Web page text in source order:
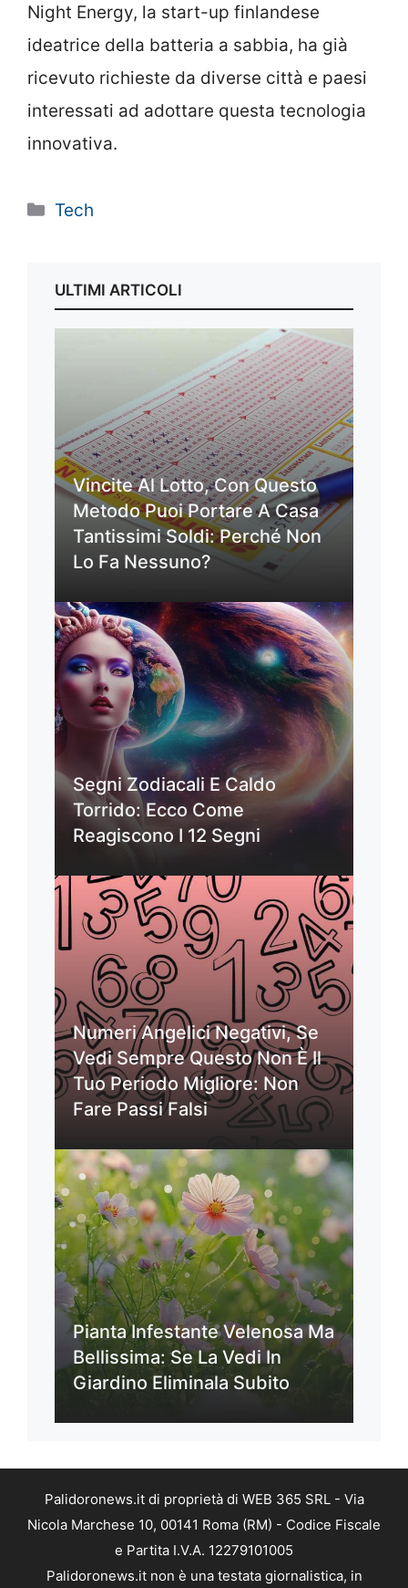
Night Energy, la start-up finlandese
ideatrice della batteria a sabbia, ha già
ricevuto richieste da diverse città e paesi
interessati ad adottare questa tecnologia
innovativa.
Categorie
Tech
ULTIMI ARTICOLI
Vincite Al Lotto, Con Questo
Metodo Puoi Portare A Casa
Tantissimi Soldi: Perché Non
Lo Fa Nessuno?
Segni Zodiacali E Caldo
Torrido: Ecco Come
Reagiscono I 12 Segni
Numeri Angelici Negativi, Se
Vedi Sempre Questo Non È Il
Tuo Periodo Migliore: Non
Fare Passi Falsi
Pianta Infestante Velenosa Ma
Bellissima: Se La Vedi In
Giardino Eliminala Subito
Palidoronews.it di proprietà di WEB 365 SRL - Via
Nicola Marchese 10, 00141 Roma (RM) - Codice Fiscale
e Partita I.V.A. 12279101005
Palidoronews.it non è una testata giornalistica, in